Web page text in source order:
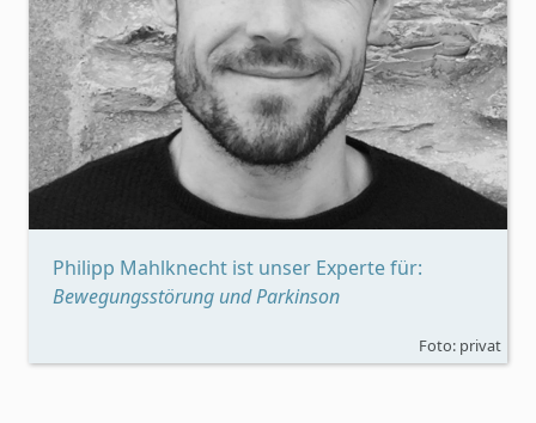
Philipp Mahlknecht ist unser Experte für:
Bewegungsstörung und Parkinson
Foto: privat